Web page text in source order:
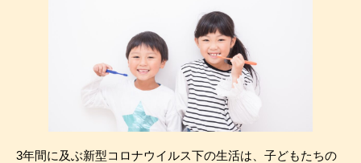
3年間に及ぶ新型コロナウイルス下の生活は、子どもたちの